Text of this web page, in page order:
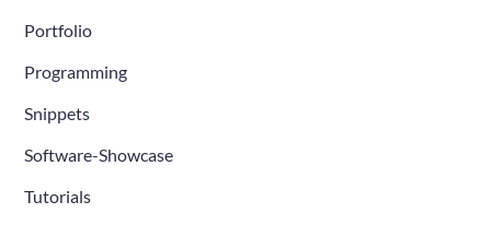
Portfolio
Programming
Snippets
Software-Showcase
Tutorials